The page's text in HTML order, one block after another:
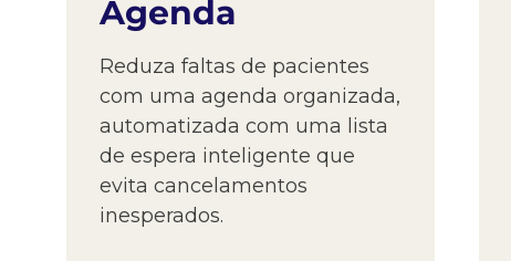
Agenda
Reduza faltas de pacientes
com uma agenda organizada,
automatizada com uma lista
de espera inteligente que
evita cancelamentos
inesperados.